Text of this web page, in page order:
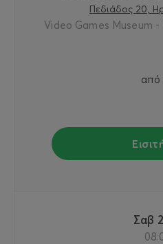
Πεδιάδος 20,
Video Games Museum
από
Σαβ